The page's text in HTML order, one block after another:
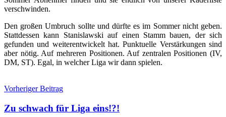
verschwinden.
Den großen Umbruch sollte und dürfte es im Sommer nicht geben.
Stattdessen kann Stanislawski auf einen Stamm bauen, der sich
gefunden und weiterentwickelt hat. Punktuelle Verstärkungen sind
aber nötig. Auf mehreren Positionen. Auf zentralen Positionen (IV,
DM, ST). Egal, in welcher Liga wir dann spielen.
Beitragsnavigation
Vorheriger Beitrag
Zu schwach für Liga eins!?!